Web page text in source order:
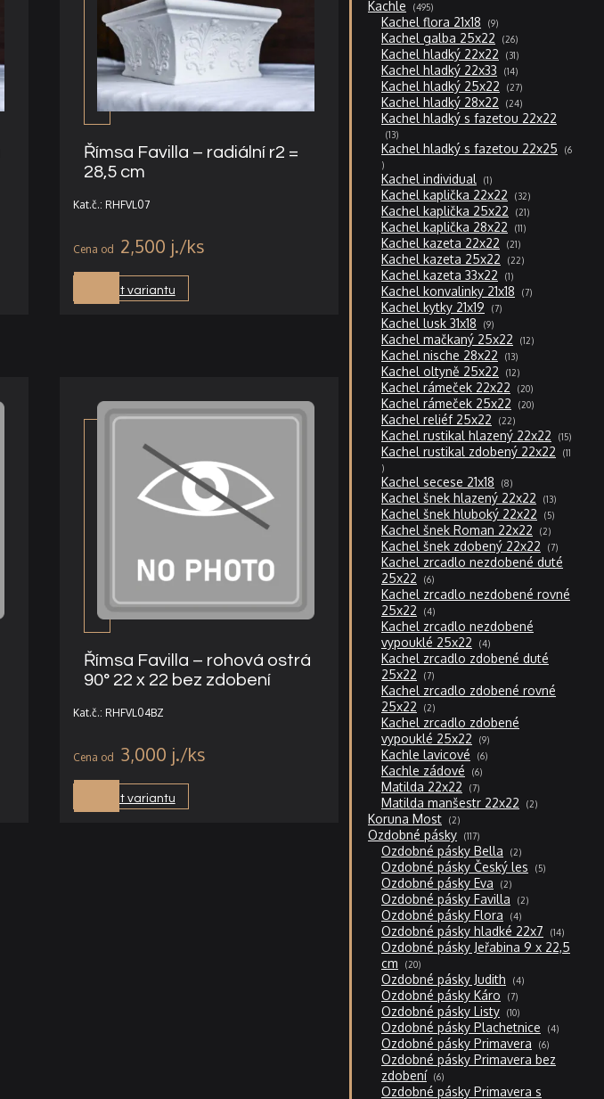
Římsa Favilla – radiální r2 =
28,5 cm
Kat.č.: RHFVL07
2,500 j.
Vybrat variantu
Římsa Favilla – rohová ostrá
90° 22 x 22 bez zdobení
Kat.č.: RHFVL04BZ
3,000 j.
Vybrat variantu
Kachle 495495
produktů
Kachel flora 21x18 99
produktů
Kachel galba 25x22 2626
produktů
Kachel hladký 22x22 3131
produktů
Kachel hladký 22x33 1414
produktů
Kachel hladký 25x22 2727
produktů
Kachel hladký 28x22 2424
produktů
Kachel hladký s fazetou 22x22
1313
produktů
Kachel hladký s fazetou 22x25
6
6
produktů
Kachel individual 11
produkt
Kachel kaplička 22x22 3232
produktů
Kachel kaplička 25x22 2121
produktů
Kachel kaplička 28x22 1111
produktů
Kachel kazeta 22x22 2121
produktů
Kachel kazeta 25x22 2222
produktů
Kachel kazeta 33x22 11
produkt
Kachel konvalinky 21x18 77
produktů
Kachel kytky 21x19 77
produktů
Kachel lusk 31x18 99
produktů
Kachel mačkaný 25x22 1212
produktů
Kachel nische 28x22 1313
produktů
Kachel oltyně 25x22 1212
produktů
Kachel rámeček 22x22 2020
produktů
Kachel rámeček 25x22 2020
produktů
Kachel reliéf 25x22 2222
produktů
Kachel rustikal hlazený 22x22 1515
produktů
Kachel rustikal zdobený 22x22
11
11
produktů
Kachel secese 21x18 88
produktů
Kachel šnek hlazený 22x22 1313
produktů
Kachel šnek hluboký 22x22 55
produktů
Kachel šnek Roman 22x22 22
produkty
Kachel šnek zdobený 22x22 77
produktů
Kachel zrcadlo nezdobené duté
25x22
66
produktů
Kachel zrcadlo nezdobené rovné
25x22
44
produkty
Kachel zrcadlo nezdobené
vypouklé 25x22
44
produkty
Kachel zrcadlo zdobené duté
25x22
77
produktů
Kachel zrcadlo zdobené rovné
25x22
22
produkty
Kachel zrcadlo zdobené
vypouklé 25x22
99
produktů
Kachle lavicové 66
produktů
Kachle zádové 66
produktů
Matilda 22x22 77
produktů
Matilda manšestr 22x22 22
produkty
Koruna Most 22
produkty
Ozdobné pásky 117117
produktů
Ozdobné pásky Bella 22
produkty
Ozdobné pásky Český les 55
produktů
Ozdobné pásky Eva 22
produkty
Ozdobné pásky Favilla 22
produkty
Ozdobné pásky Flora 44
produkty
Ozdobné pásky hladké 22x7 1414
produktů
Ozdobné pásky Jeřabina 9 x 22,5
cm
2020
produktů
Ozdobné pásky Judith 44
produkty
Ozdobné pásky Káro 77
produktů
Ozdobné pásky Listy 1010
produktů
Ozdobné pásky Plachetnice 44
produkty
Ozdobné pásky Primavera 66
produktů
Ozdobné pásky Primavera bez
zdobení
66
produktů
Ozdobné pásky Primavera s